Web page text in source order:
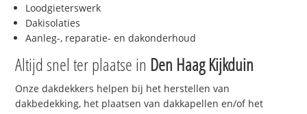
Loodgieterswerk
Dakisolaties
Aanleg-, reparatie- en dakonderhoud
Altijd snel ter plaatse in Den Haag Kijkduin
Onze dakdekkers helpen bij het herstellen van
dakbedekking, het plaatsen van dakkapellen en/of het